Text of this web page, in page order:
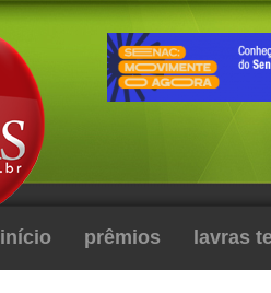
início prêmios lavras